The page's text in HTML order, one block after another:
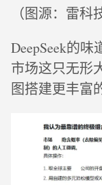
（图源：雷科
DeepSeek的
市场这只无形
图搭建更丰富